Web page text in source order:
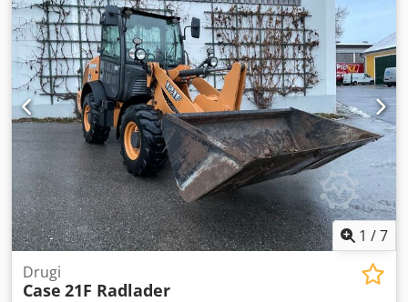
1 /7
Drugi
Case 21F Radlader